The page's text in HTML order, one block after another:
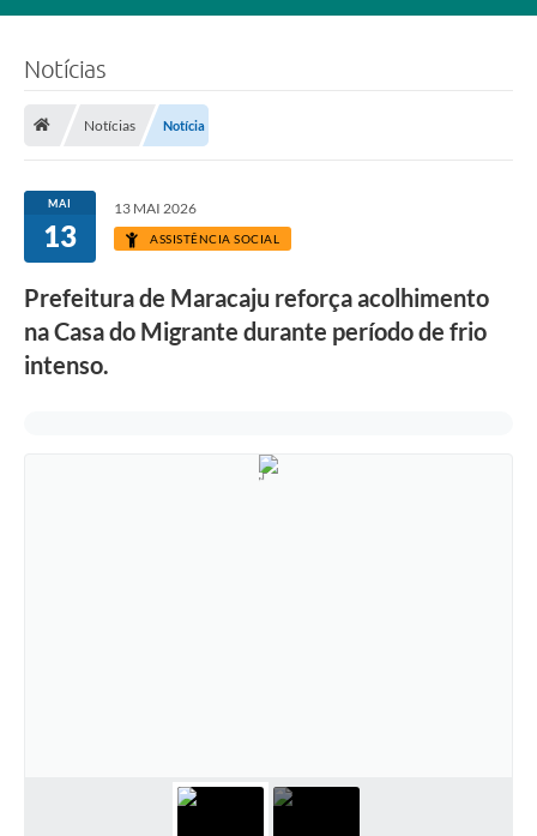
LGPD
Licitações
Transparência
Publicações
Plano Municipal de Enfrentamento da Pandemia em
Decorrência de COVID-19 Educação - Adesão ao
Notícias
Notícias Notícia
MAI
13
13 MAI 2026
ASSISTÊNCIA SOCIAL
Prefeitura de Maracaju reforça acolhimento
na Casa do Migrante durante período de frio
intenso.